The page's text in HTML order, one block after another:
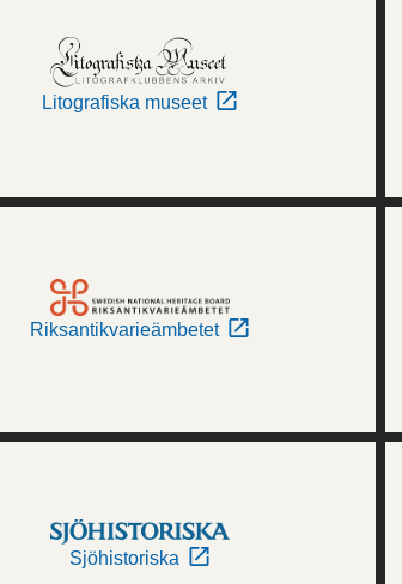
Litografiska museet
Riksantikvarieämbetet
Sjöhistoriska